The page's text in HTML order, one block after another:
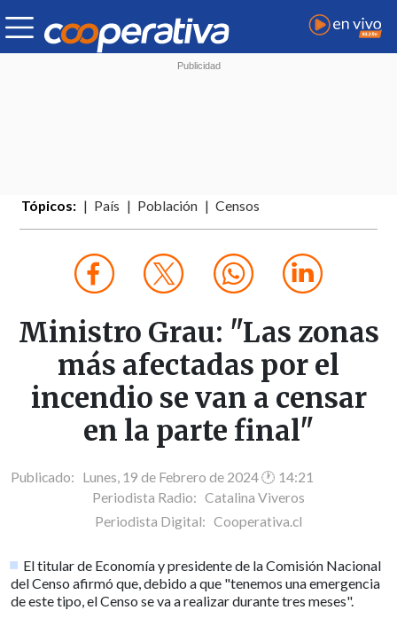
Tópicos: País Población Censos
Ministro Grau: "Las zonas
más afectadas por el
incendio se van a censar
en la parte final"
Publicado: Lunes, 19 de Febrero de 2024 🕐 14:21
Periodista Radio: Catalina Viveros
Periodista Digital: Cooperativa.cl
El titular de Economía y presidente de la Comisión Nacional
del Censo afirmó que, debido a que "tenemos una emergencia
de este tipo, el Censo se va a realizar durante tres meses".